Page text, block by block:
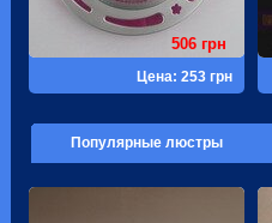
Цена: 253 грн
506 грн
Цена: 6558 грн
13116 грн
Цена: 1935 грн
3871 грн
Цена: 464 грн
927 грн
Популярные люстры